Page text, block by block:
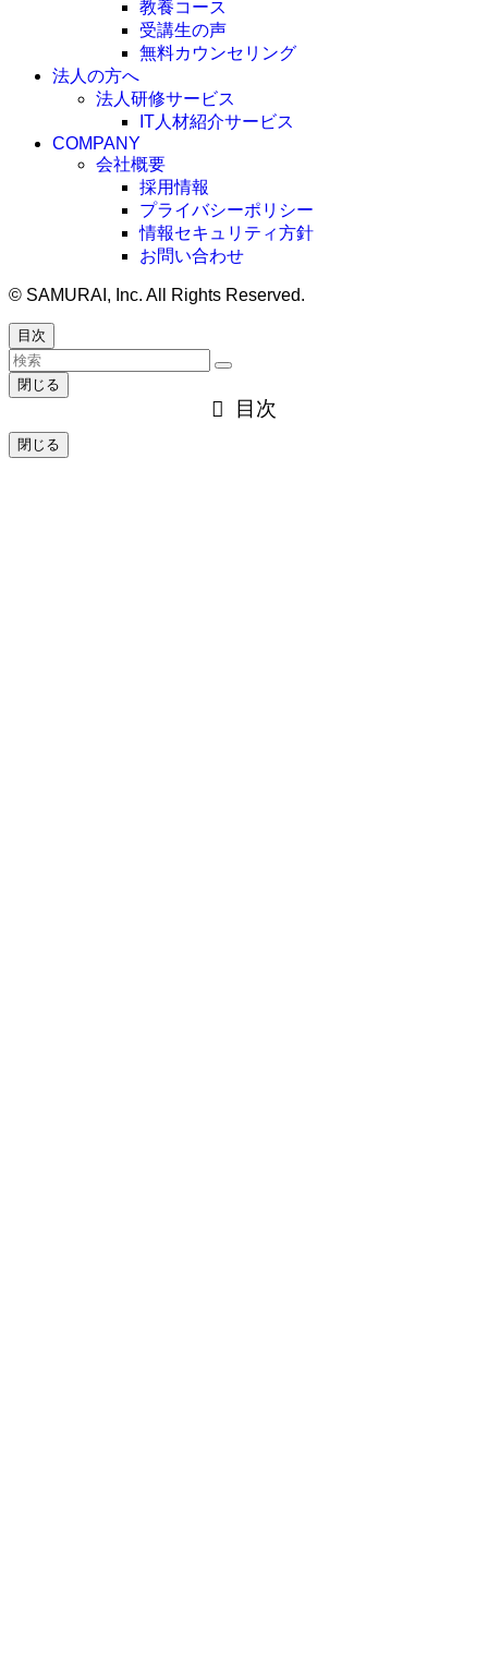
教養コース
受講生の声
無料カウンセリング
法人の方へ
法人研修サービス
IT人材紹介サービス
COMPANY
会社概要
採用情報
プライバシーポリシー
情報セキュリティ方針
お問い合わせ
© SAMURAI, Inc. All Rights Reserved.
目次
閉じる
目次
閉じる